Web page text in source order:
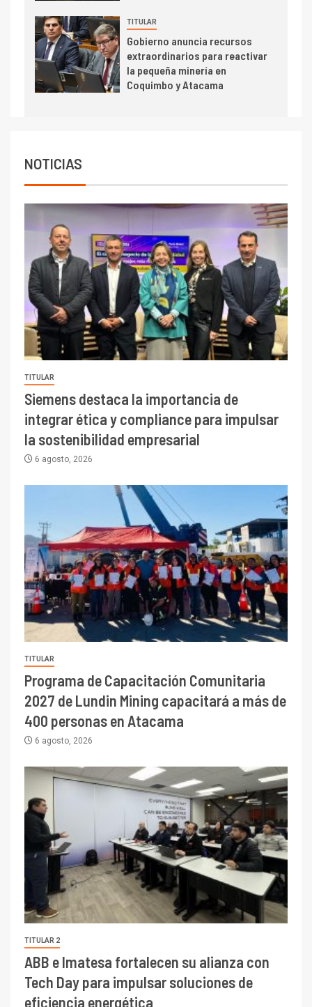
6
BHP proyecta producción de
cobre cercana a 2 millones de
toneladas tras récord en
Escondida
TITULAR
Gobierno anuncia recursos
extraordinarios para reactivar
la pequeña minería en
Coquimbo y Atacama
NOTICIAS
TITULAR
Siemens destaca la importancia de
integrar ética y compliance para impulsar
la sostenibilidad empresarial
6 agosto, 2026
TITULAR
Programa de Capacitación Comunitaria
2027 de Lundin Mining capacitará a más de
400 personas en Atacama
6 agosto, 2026
TITULAR 2
ABB e Imatesa fortalecen su alianza con
Tech Day para impulsar soluciones de
eficiencia energética